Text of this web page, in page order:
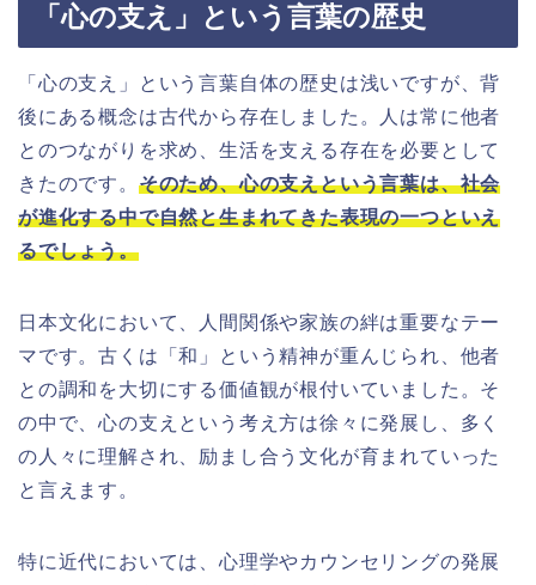
「心の支え」という言葉の歴史
「心の支え」という言葉自体の歴史は浅いですが、背
後にある概念は古代から存在しました。人は常に他者
とのつながりを求め、生活を支える存在を必要として
きたのです。 そのため、心の支えという言葉は、社会
が進化する中で自然と生まれてきた表現の一つといえ
るでしょう。
日本文化において、人間関係や家族の絆は重要なテー
マです。古くは「和」という精神が重んじられ、他者
との調和を大切にする価値観が根付いていました。そ
の中で、心の支えという考え方は徐々に発展し、多く
の人々に理解され、励まし合う文化が育まれていった
と言えます。
特に近代においては、心理学やカウンセリングの発展